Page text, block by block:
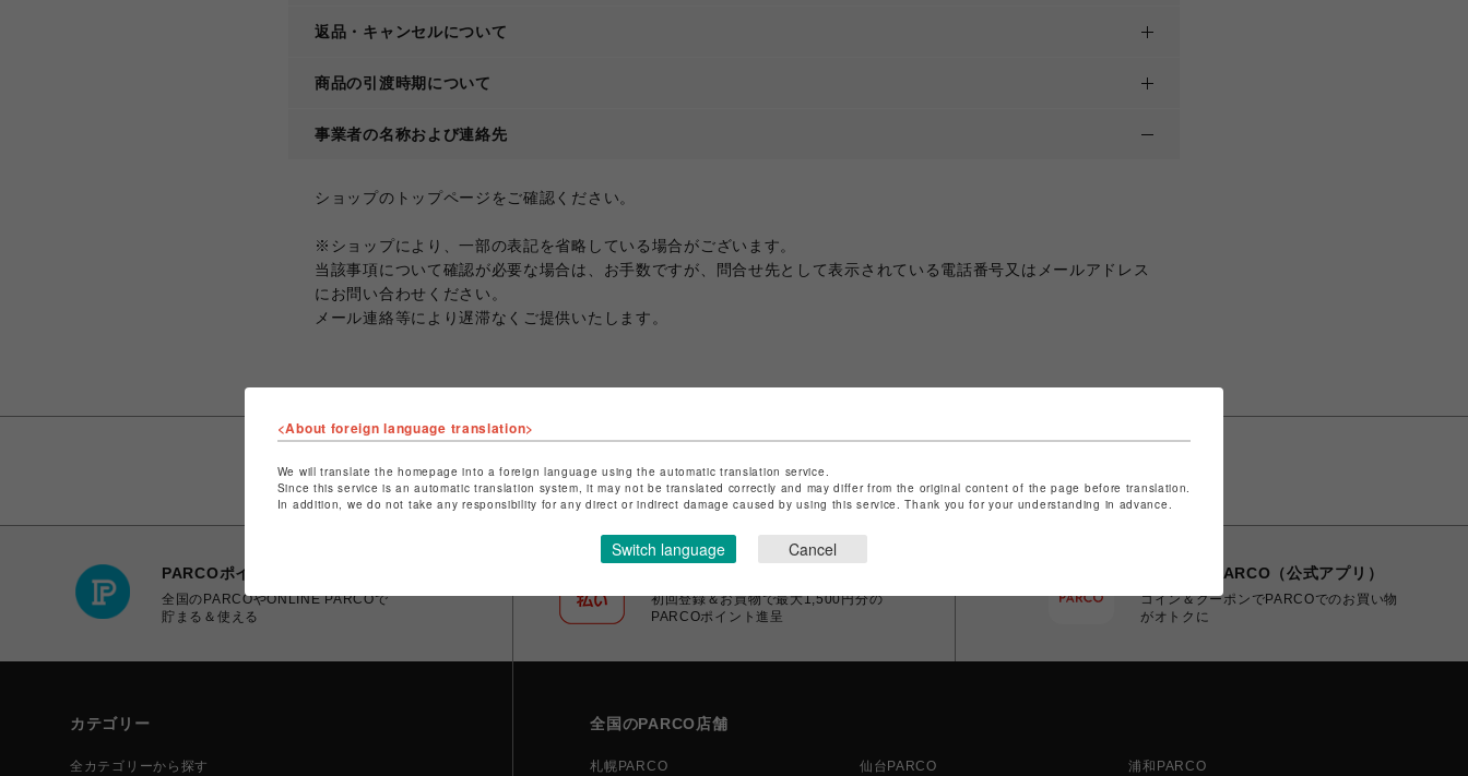
返品・キャンセルについて
商品の引渡時期について
事業者の名称および連絡先
ショップのトップページをご確認ください。
※ショップにより、一部の表記を省略している場合がございます。
当該事項について確認が必要な場合は、お手数ですが、問合せ先として表示されている電話番号又はメールアドレス
にお問い合わせください。
メール連絡等により遅滞なくご提供いたします。
PARCOポイント
全国のPARCOやONLINE PARCOで
貯まる＆使える
初回登録＆お買物で最大1,500円分の
PARCOポイント進呈
POCKET PARCO（公式アプリ）
コイン＆クーポンでPARCOでのお買い物
がオトクに
カテゴリー
全カテゴリーから探す
全国のPARCO店舗
札幌PARCO 仙台PARCO
浦和PARCO
<About foreign language translation>
We will translate the homepage into a foreign language using the automatic translation service.
Since this service is an automatic translation system, it may not be translated correctly and may differ from the original content of the page before translation.
In addition, we do not take any responsibility for any direct or indirect damage caused by using this service. Thank you for your understanding in advance.
Switch language Cancel